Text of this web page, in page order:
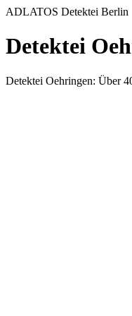
ADLATOS Detektei Berlin
Detektei
Detektei Oehringen: Über